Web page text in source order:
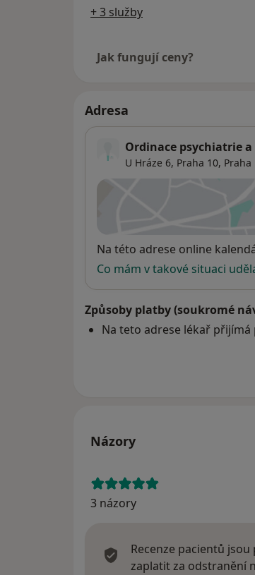
+ 3 služby
Jak fungují ceny?
Adresa
Ordinace psychiatrie
U Hráze 6, Praha 10, Praha
Dostupnost
Na této adrese online
Co mám v takové situaci
Způsoby platby (soukromé
Na teto adrese lékař
Názory
3 názory
Recenze pacientů
zaplatit za odstranění